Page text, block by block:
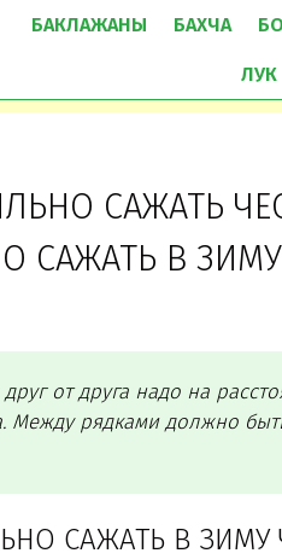
БАКЛАЖАНЫ БАХЧА
ЛУК
САЖАТЬ
САЖАТЬ В
друг от друга надо на
Между рядками должно
САЖАТЬ В ЗИМУ